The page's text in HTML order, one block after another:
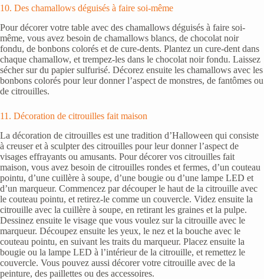
10. Des chamallows déguisés à faire soi-même
Pour décorer votre table avec des chamallows déguisés à faire soi-
même, vous avez besoin de chamallows blancs, de chocolat noir
fondu, de bonbons colorés et de cure-dents. Plantez un cure-dent dans
chaque chamallow, et trempez-les dans le chocolat noir fondu. Laissez
sécher sur du papier sulfurisé. Décorez ensuite les chamallows avec les
bonbons colorés pour leur donner l’aspect de monstres, de fantômes ou
de citrouilles.
11. Décoration de citrouilles fait maison
La décoration de citrouilles est une tradition d’Halloween qui consiste
à creuser et à sculpter des citrouilles pour leur donner l’aspect de
visages effrayants ou amusants. Pour décorer vos citrouilles fait
maison, vous avez besoin de citrouilles rondes et fermes, d’un couteau
pointu, d’une cuillère à soupe, d’une bougie ou d’une lampe LED et
d’un marqueur. Commencez par découper le haut de la citrouille avec
le couteau pointu, et retirez-le comme un couvercle. Videz ensuite la
citrouille avec la cuillère à soupe, en retirant les graines et la pulpe.
Dessinez ensuite le visage que vous voulez sur la citrouille avec le
marqueur. Découpez ensuite les yeux, le nez et la bouche avec le
couteau pointu, en suivant les traits du marqueur. Placez ensuite la
bougie ou la lampe LED à l’intérieur de la citrouille, et remettez le
couvercle. Vous pouvez aussi décorer votre citrouille avec de la
peinture, des paillettes ou des accessoires.